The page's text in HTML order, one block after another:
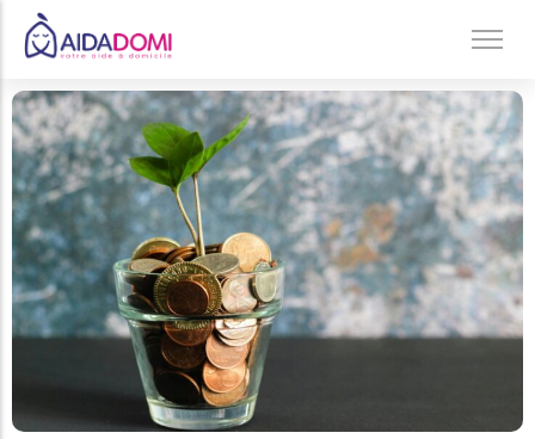
Ménage à domicile & Repassage
Garde d’enfants
Jardinage & Bricolage
Aide aux personnes âgées
Accompagnement du handicap
Téléassistance